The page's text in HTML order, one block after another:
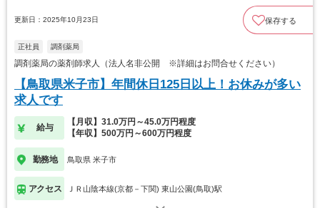
更新日：2025年10月23日 保存する
正社員 調剤薬局
調剤薬局の薬剤師求人（法人名非公開 ※詳細はお問合せください）
【鳥取県米子市】年間休日125日以上！お休みが多い
求人です
給与
【月収】31.0万円～45.0万円程度
【年収】500万円～600万円程度
勤務地 鳥取県 米子市
アクセス ＪＲ山陰本線(京都－下関) 東山公園(鳥取)駅